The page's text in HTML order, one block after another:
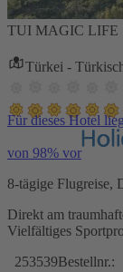
TUI MAGIC LIFE
Türkei -
Für dieses Hotel
von 98% vor
8-tägige Flugreise,
Direkt am
Vielfältiges
253539Bestellnr.: